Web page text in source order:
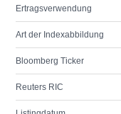
Ertragsverwendung
Art der Indexabbildung
Bloomberg Ticker
Reuters RIC